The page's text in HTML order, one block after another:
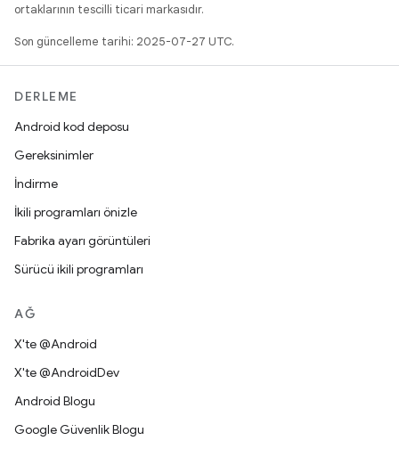
ortaklarının tescilli ticari markasıdır.
Son güncelleme tarihi: 2025-07-27 UTC.
DERLEME
Android kod deposu
Gereksinimler
İndirme
İkili programları önizle
Fabrika ayarı görüntüleri
Sürücü ikili programları
AĞ
X'te @Android
X'te @AndroidDev
Android Blogu
Google Güvenlik Blogu